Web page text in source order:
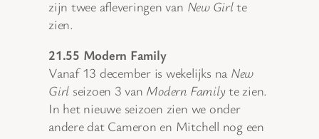
zijn twee afleveringen van New Girlte
zien.
21.55 Modern Family
Vanaf 13 december is wekelijks na New
Girl seizoen 3 van Modern Familyte zien.
In het nieuwe seizoen zien we onder
andere dat Cameron en Mitchell nog een